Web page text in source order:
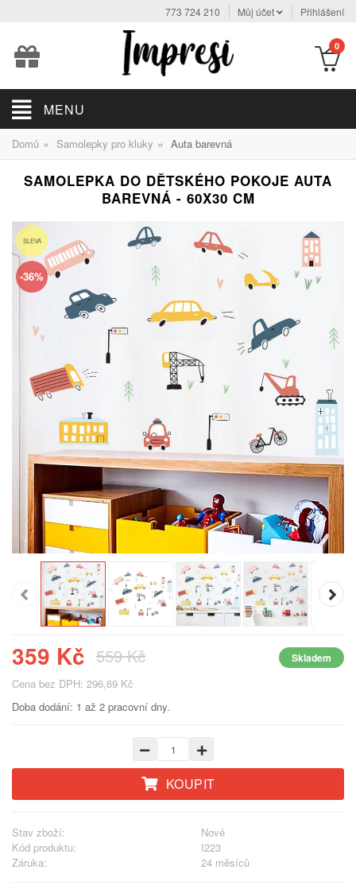
773 724 210 Můj účet Přihlášení
0
MENU
Domů » Samolepky pro kluky » Auta barevná
SAMOLEPKA DO DĚTSKÉHO POKOJE AUTA
BAREVNÁ - 60X30 CM
SLEVA
-36%
359 Kč 559 Kč Skladem
Cena bez DPH: 296,69 Kč
Doba dodání: 1 až 2 pracovní dny.
KOUPIT
Stav zboží:
Nové
Kód produktu:
I223
Záruka:
24 měsíců